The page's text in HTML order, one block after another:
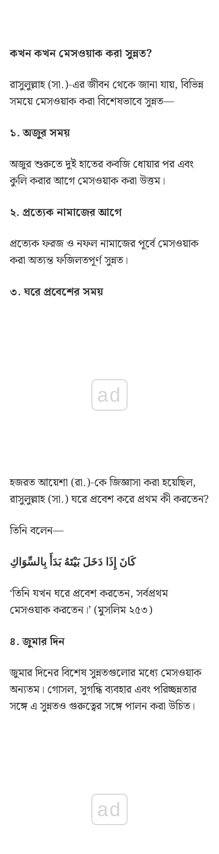
কখন কখন মেসওয়াক করা সুন্নত?
রাসুলুল্লাহ (সা.)-এর জীবন থেকে জানা যায়, বিভিন্ন
সময়ে মেসওয়াক করা বিশেষভাবে সুন্নত—
১. অজুর সময়
অজুর শুরুতে দুই হাতের কবজি ধোয়ার পর এবং
কুলি করার আগে মেসওয়াক করা উত্তম।
২. প্রত্যেক নামাজের আগে
প্রত্যেক ফরজ ও নফল নামাজের পূর্বে মেসওয়াক
করা অত্যন্ত ফজিলতপূর্ণ সুন্নত।
৩. ঘরে প্রবেশের সময়
ad
হজরত আয়েশা (রা.)-কে জিজ্ঞাসা করা হয়েছিল,
রাসুলুল্লাহ (সা.) ঘরে প্রবেশ করে প্রথম কী করতেন?
তিনি বলেন—
كَانَ إِذَا دَخَلَ بَيْتَهُ بَدَأَ بِالسِّوَاكِ
‘তিনি যখন ঘরে প্রবেশ করতেন, সর্বপ্রথম
মেসওয়াক করতেন।’ (মুসলিম ২৫৩)
৪. জুমার দিন
জুমার দিনের বিশেষ সুন্নতগুলোর মধ্যে মেসওয়াক
অন্যতম। গোসল, সুগন্ধি ব্যবহার এবং পরিচ্ছন্নতার
সঙ্গে এ সুন্নতও গুরুত্বের সঙ্গে পালন করা উচিত।
ad